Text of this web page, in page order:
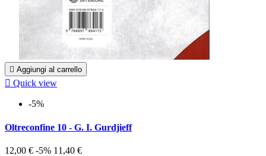
 Aggiungi al carrello
 Quick view
-5%
Oltreconfine 10 - G. I. Gurdjieff
12,00 € -5% 11,40 €